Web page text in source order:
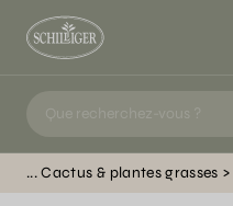
Cactus & plantes grasses